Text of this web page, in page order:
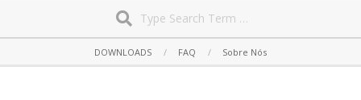
Navigation
DOWNLOADS FAQ Sobre Nós